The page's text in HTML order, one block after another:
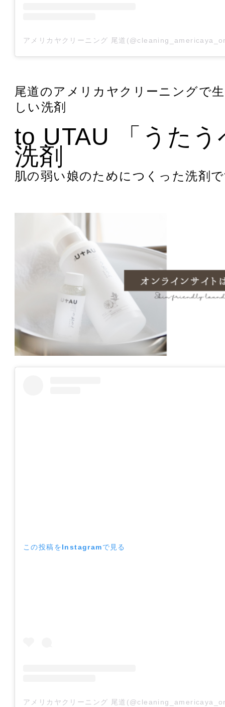
尾道のアメリカヤクリーニングで
しい洗剤
to UTAU 「 うたう
洗剤
肌の弱い娘のためにつくった洗剤
この投稿をInstagramで見る